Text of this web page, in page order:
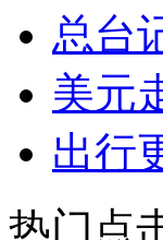
总台
美元
出行
热门点